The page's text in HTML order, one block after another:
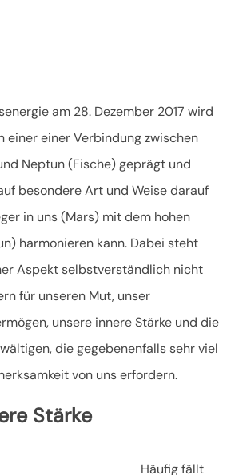
am 28. Dezember 2017 wird
einer einer Verbindung zwischen
Neptun (Fische) geprägt und
besondere Art und Weise darauf
in uns (Mars) mit dem hohen
harmonieren kann. Dabei steht
Aspekt selbstverständlich nicht
für unseren Mut, unser
unsere innere Stärke und die
die gegebenenfalls sehr viel
von uns erfordern.
Stärke
Häufig fällt